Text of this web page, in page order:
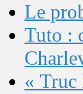
Le
Tuto :
« Truc